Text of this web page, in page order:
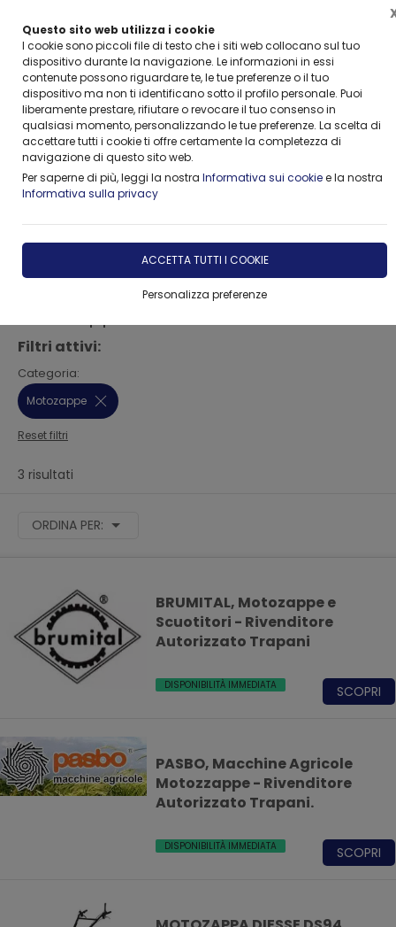
Questo sito web utilizza i cookie
I cookie sono piccoli file di testo che i siti web collocano sul tuo
dispositivo durante la navigazione. Le informazioni in essi
contenute possono riguardare te, le tue preferenze o il tuo
dispositivo ma non ti identificano sotto il profilo personale. Puoi
liberamente prestare, rifiutare o revocare il tuo consenso in
qualsiasi momento, personalizzando le tue preferenze. La scelta di
accettare tutti i cookie ti offre certamente la completezza di
navigazione di questo sito web.
Per saperne di più, leggi la nostra Informativa sui cookiee la nostra
Informativa sulla privacy
ACCETTA TUTTI I COOKIE
Personalizza preferenze
Home Vetrina Motozappe
Motozappe ad ingranaggi.Motorizzazioni diesel e
benzina
FILTRA
Filtri attivi:
Categoria:
Motozappe
Reset filtri
3 risultati
ORDINA PER:
BRUMITAL, Motozappe e
Scuotitori - Rivenditore
Autorizzato Trapani
DISPONIBILITÀ IMMEDIATA SCOPRI
PASBO, Macchine Agricole
Motozzappe - Rivenditore
Autorizzato Trapani.
DISPONIBILITÀ IMMEDIATA SCOPRI